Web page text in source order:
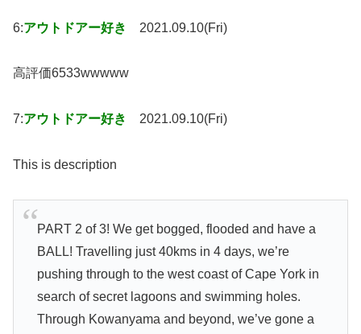
6:アウトドアー好き 2021.09.10(Fri)
高評価6533wwwww
7:アウトドアー好き 2021.09.10(Fri)
This is description
PART 2 of 3! We get bogged, flooded and have a
BALL! Travelling just 40kms in 4 days, we’re
pushing through to the west coast of Cape York in
search of secret lagoons and swimming holes.
Through Kowanyama and beyond, we’ve gone a